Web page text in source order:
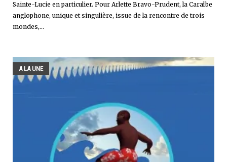
Sainte-Lucie en particulier. Pour Arlette Bravo-Prudent, la Caraïbe
anglophone, unique et singulière, issue de la rencontre de trois
mondes,...
A LA UNE